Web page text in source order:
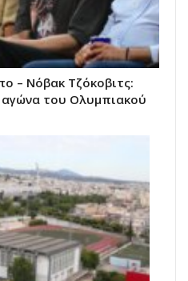
– Νόβακ Τζόκοβιτς:
του Ολυμπιακού